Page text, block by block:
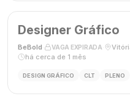
Designer Gráfico
BeBold VAGA EXPIRADA
há cerca de 1 mês
DESIGN GRÁFICO CLT PLENO